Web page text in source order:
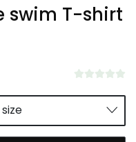
swim T-shirt